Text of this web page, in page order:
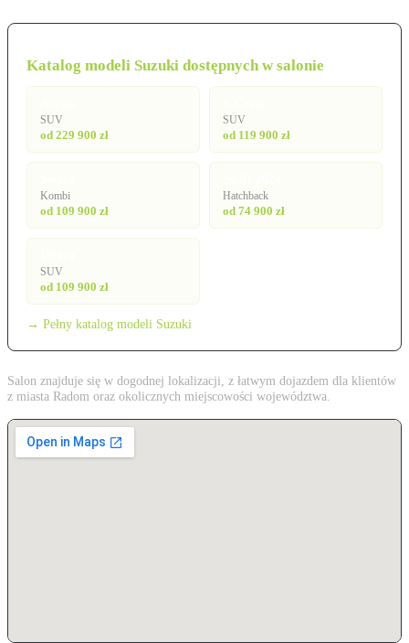
Katalog modeli Suzuki dostępnych w salonie
SUV
od 229 900 zł
SUV
od 119 900 zł
Kombi
od 109 900 zł
Hatchback
od 74 900 zł
SUV
od 109 900 zł
→ Pełny katalog modeli Suzuki
Salon znajduje się w dogodnej lokalizacji, z łatwym dojazdem dla klientów
z miasta Radom oraz okolicznych miejscowości województwa.